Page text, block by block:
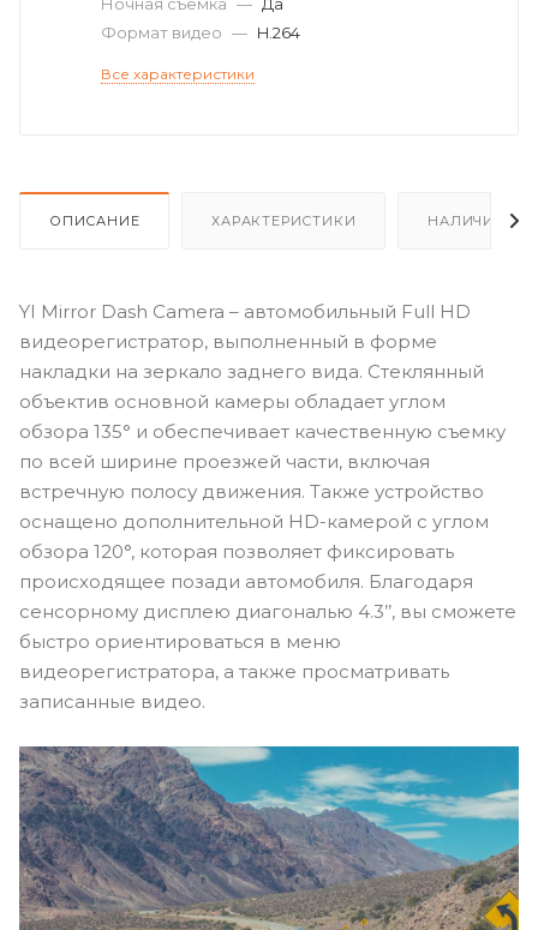
Формат видео — H.264
Все характеристики
ОПИСАНИЕ ХАРАКТЕРИСТИКИ НАЛИЧИЕ
YI Mirror Dash Camera – автомобильный Full HD
видеорегистратор, выполненный в форме
накладки на зеркало заднего вида. Стеклянный
объектив основной камеры обладает углом
обзора 135° и обеспечивает качественную съемку
по всей ширине проезжей части, включая
встречную полосу движения. Также устройство
оснащено дополнительной HD-камерой с углом
обзора 120°, которая позволяет фиксировать
происходящее позади автомобиля. Благодаря
сенсорному дисплею диагональю 4.3’’, вы сможете
быстро ориентироваться в меню
видеорегистратора, а также просматривать
записанные видео.